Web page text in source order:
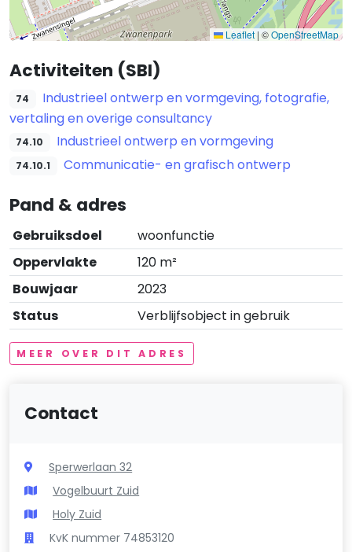
Leaflet | ©OpenStreetMap
Activiteiten (SBI)
74
Industrieel ontwerp en vormgeving, fotografie,
vertaling en overige consultancy
74.10 Industrieel ontwerp en vormgeving
74.10.1 Communicatie- en grafisch ontwerp
Pand & adres
Gebruiksdoel
woonfunctie
Oppervlakte
120 m²
Bouwjaar
2023
Status
Verblijfsobject in gebruik
MEER OVER DIT ADRES
Contact
Sperwerlaan 32
Vogelbuurt Zuid
Holy Zuid
KvK nummer 74853120